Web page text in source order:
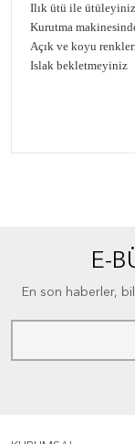
Ilık ütü ile ütüleyiniz
Kurutma
Açık ve koyu
Islak bekletmeyiniz
E-
En son haberler,